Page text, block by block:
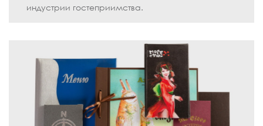
индустрии гостеприимства.